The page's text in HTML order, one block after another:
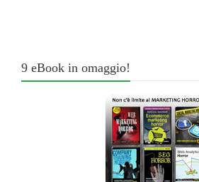
9 eBook in omaggio!